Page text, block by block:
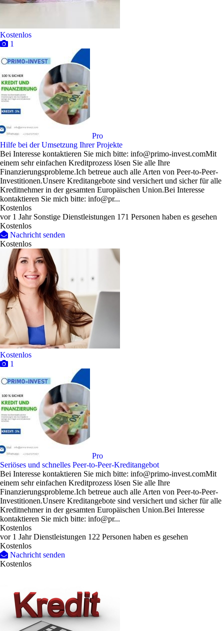
Kostenlos
1
Pro
Hilfe bei der Umsetzung Ihrer Projekte
Bei Interesse kontaktieren Sie mich bitte: info@primo-invest.comMit
einem sehr einfachen Kreditprozess lösen Sie alle Ihre
Finanzierungsprobleme.Ich betreue auch alle Arten von Peer-to-Peer-
Investitionen.Unsere Kreditangebote sind versichert und sicher für alle
Kreditnehmer in der gesamten Europäischen Union.Bei Interesse
kontaktieren Sie mich bitte: info@pr...
Kostenlos
vor 1 Jahr Sonstige Dienstleistungen 171 Personen haben es gesehen
Kostenlos
Nachricht senden
Kostenlos
Kostenlos
1
Pro
Seriöses und schnelles Peer-to-Peer-Kreditangebot
Bei Interesse kontaktieren Sie mich bitte: info@primo-invest.comMit
einem sehr einfachen Kreditprozess lösen Sie alle Ihre
Finanzierungsprobleme.Ich betreue auch alle Arten von Peer-to-Peer-
Investitionen.Unsere Kreditangebote sind versichert und sicher für alle
Kreditnehmer in der gesamten Europäischen Union.Bei Interesse
kontaktieren Sie mich bitte: info@pr...
Kostenlos
vor 1 Jahr Dienstleistungen 122 Personen haben es gesehen
Kostenlos
Nachricht senden
Kostenlos